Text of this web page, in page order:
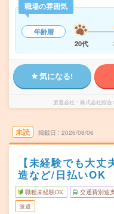
職場の雰囲気
年齢層
20代
気になる!
派遣会社 株式会社綜
未読 掲載日 2026/08/06
【未経験でも大
造など/日払いOK
職種未経験OK 交通費別途
派遣